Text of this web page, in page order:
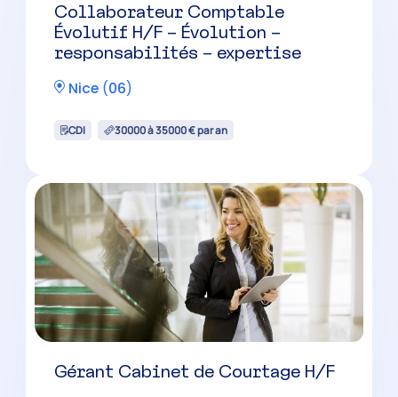
Collaborateur Comptable
Évolutif H/F – Évolution –
responsabilités – expertise
Nice (06)
CDI 30000 à 35000 € par an
Gérant Cabinet de Courtage H/F